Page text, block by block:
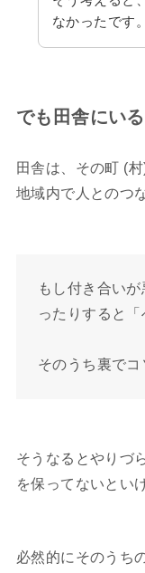
なかったです。
でも田舎にい
田舎は、その町 (
地域内で人とのつ
もし付き合い
ったりすると「
そのうち裏でコ
そうなるとやりづ
を保ってないとい
必然的にそのうち